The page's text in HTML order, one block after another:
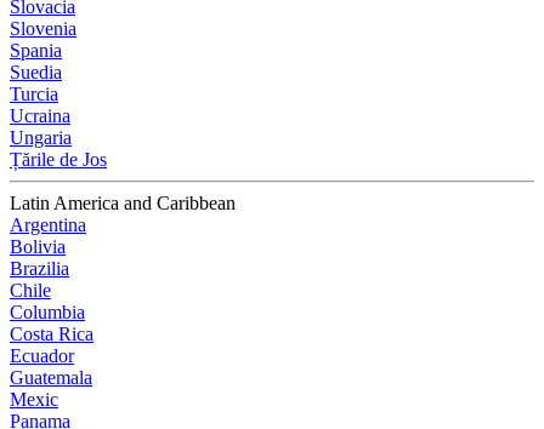
Slovacia
Slovenia
Spania
Suedia
Turcia
Ucraina
Ungaria
Țările de Jos
Latin America and Caribbean
Argentina
Bolivia
Brazilia
Chile
Columbia
Costa Rica
Ecuador
Guatemala
Mexic
Panama